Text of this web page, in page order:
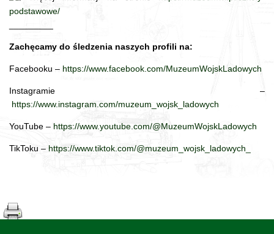
podstawowe/
Zachęcamy do śledzenia naszych profili na:
Facebooku – https://www.facebook.com/MuzeumWojskLadowych
Instagramie –
https://www.instagram.com/muzeum_wojsk_ladowych
YouTube – https://www.youtube.com/@MuzeumWojskLadowych
TikToku – https://www.tiktok.com/@muzeum_wojsk_ladowych_